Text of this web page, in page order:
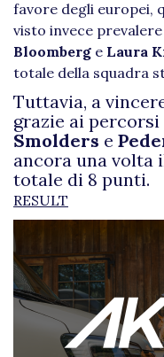
favore degli europei,
visto invece prevalere
Bloomberg e Laura
totale della squadra
Tuttavia, a
grazie ai percorsi
Smolders e
ancora una volta
totale di 8 punti.
RESULT